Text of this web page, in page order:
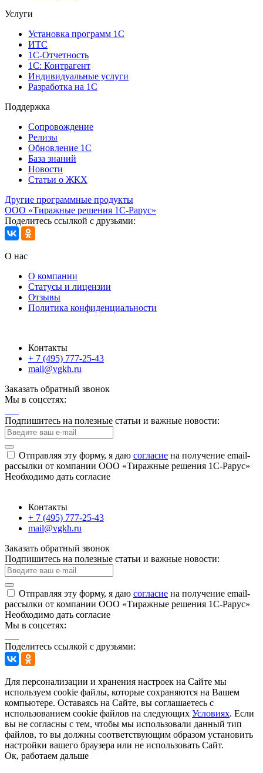
Услуги
Установка программ 1С
ИТС
1С-Отчетность
1С: Контрагент
Индивидуальные услуги
Разработка на 1С
Поддержка
Сопровождение
Релизы
Обновление 1С
База знаний
Новости
Статьи о ЖКХ
Другие программные продукты
ООО «Тиражные решения 1С-Рарус»
Поделитесь ссылкой с друзьями:
О нас
О компании
Статусы и лицензии
Отзывы
Политика конфиденциальности
Контакты
+ 7 (495) 777-25-43
mail@vgkh.ru
Заказать обратный звонок
Мы в соцсетях:
Подпишитесь на полезные статьи и важные новости:
Отправляя эту форму, я даю согласие на получение email-
рассылки от компании ООО «Тиражные решения 1С-Рарус»
Необходимо дать согласие
Контакты
+ 7 (495) 777-25-43
mail@vgkh.ru
Заказать обратный звонок
Подпишитесь на полезные статьи и важные новости:
Отправляя эту форму, я даю согласие на получение email-
рассылки от компании ООО «Тиражные решения 1С-Рарус»
Необходимо дать согласие
Мы в соцсетях:
Поделитесь ссылкой с друзьями:
Для персонализации и хранения настроек на Сайте мы
используем cookie файлы, которые сохраняются на Вашем
компьютере. Оставаясь на Сайте, вы соглашаетесь с
использованием cookie файлов на следующих Условиях. Если
вы не согласны с тем, чтобы мы использовали данный тип
файлов, то вы должны соответствующим образом установить
настройки вашего браузера или не использовать Сайт.
Ок, работаем дальше